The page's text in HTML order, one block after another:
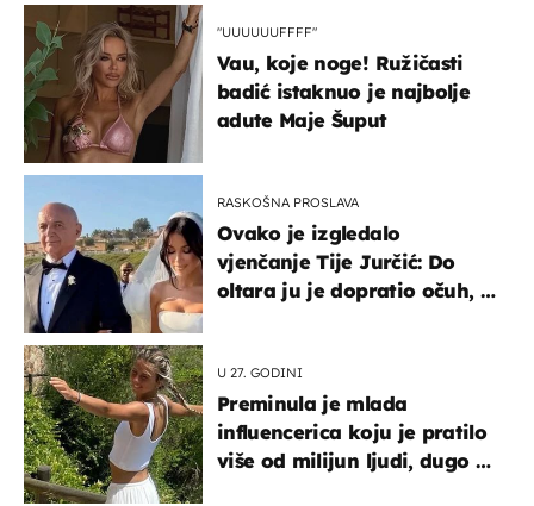
"UUUUUUFFFF"
Vau, koje noge! Ružičasti
badić istaknuo je najbolje
adute Maje Šuput
RASKOŠNA PROSLAVA
Ovako je izgledalo
vjenčanje Tije Jurčić: Do
oltara ju je dopratio očuh, a
U 27. GODINI
Preminula je mlada
influencerica koju je pratilo
više od milijun ljudi, dugo se